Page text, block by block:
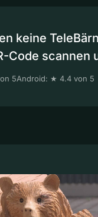
keine
Code scannen
5Android: ★ 4.4 von 5